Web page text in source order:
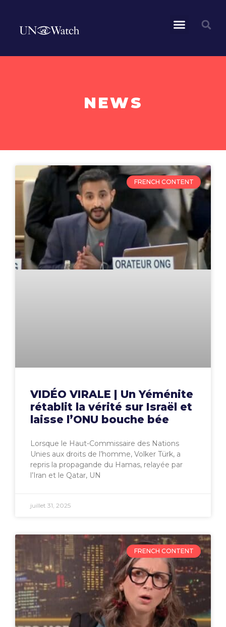
NEWS
FRENCH CONTENT
VIDÉO VIRALE | Un Yéménite
rétablit la vérité sur Israël et
laisse l’ONU bouche bée
Lorsque le Haut-Commissaire des Nations
Unies aux droits de l’homme, Volker Türk, a
repris la propagande du Hamas, relayée par
l’Iran et le Qatar, UN
juillet 31, 2025
FRENCH CONTENT